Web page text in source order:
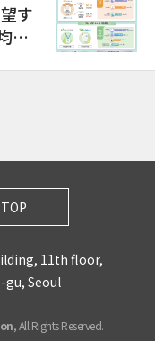
す
賃
TOP
11th floor,
Seoul
, All Rights Reserved.